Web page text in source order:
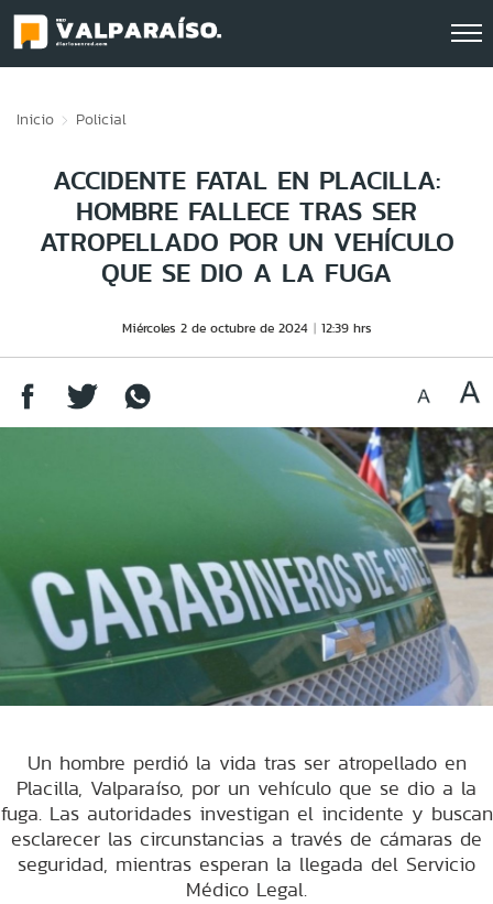
Inicio Policial
ACCIDENTE FATAL EN PLACILLA:
HOMBRE FALLECE TRAS SER
ATROPELLADO POR UN VEHÍCULO
QUE SE DIO A LA FUGA
Miércoles 2 de octubre de 2024 12:39 hrs
Un hombre perdió la vida tras ser atropellado en
Placilla, Valparaíso, por un vehículo que se dio a la
fuga. Las autoridades investigan el incidente y buscan
esclarecer las circunstancias a través de cámaras de
seguridad, mientras esperan la llegada del Servicio
Médico Legal.